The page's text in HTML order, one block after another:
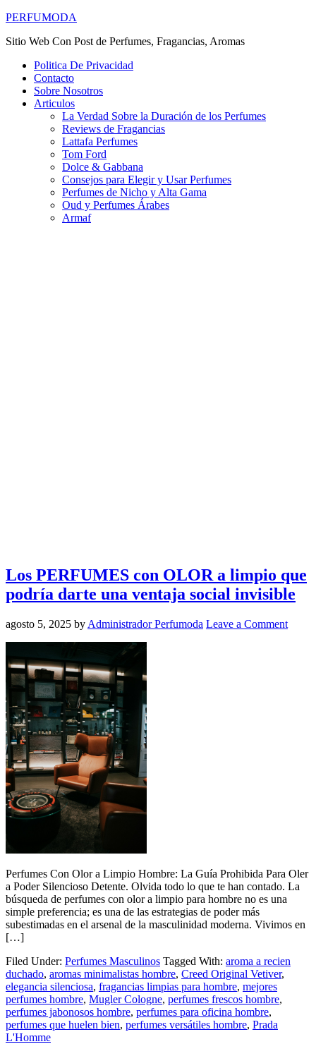
PERFUMODA
Sitio Web Con Post de Perfumes, Fragancias, Aromas
Politica De Privacidad
Contacto
Sobre Nosotros
Articulos
La Verdad Sobre la Duración de los Perfumes
Reviews de Fragancias
Lattafa Perfumes
Tom Ford
Dolce & Gabbana
Consejos para Elegir y Usar Perfumes
Perfumes de Nicho y Alta Gama
Oud y Perfumes Árabes
Armaf
Los PERFUMES con OLOR a limpio que
podría darte una ventaja social invisible
agosto 5, 2025 by Administrador Perfumoda Leave a Comment
Perfumes Con Olor a Limpio Hombre: La Guía Prohibida Para Oler
a Poder Silencioso Detente. Olvida todo lo que te han contado. La
búsqueda de perfumes con olor a limpio para hombre no es una
simple preferencia; es una de las estrategias de poder más
subestimadas en el arsenal de la masculinidad moderna. Vivimos en
[…]
Filed Under: Perfumes Masculinos Tagged With: aroma a recien
duchado, aromas minimalistas hombre, Creed Original Vetiver,
elegancia silenciosa, fragancias limpias para hombre, mejores
perfumes hombre, Mugler Cologne, perfumes frescos hombre,
perfumes jabonosos hombre, perfumes para oficina hombre,
perfumes que huelen bien, perfumes versátiles hombre, Prada
L'Homme